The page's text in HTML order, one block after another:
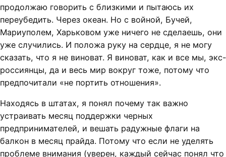
продолжаю говорить с близкими и пытаюсь их
переубедить. Через океан. Но с войной, Бучей,
Мариуполем, Харьковом уже ничего не сделаешь, они
уже случились. И положа руку на сердце, я не могу
сказать, что я не виноват. Я виноват, как и все мы, экс-
россиянцы, да и весь мир вокруг тоже, потому что
предпочитали «не портить отношения».
Находясь в штатах, я понял почему так важно
устраивать месяц поддержки черных
предпринимателей, и вешать радужные флаги на
балкон в месяц прайда. Потому что если не уделять
проблеме внимания (уверен, каждый сейчас понял что